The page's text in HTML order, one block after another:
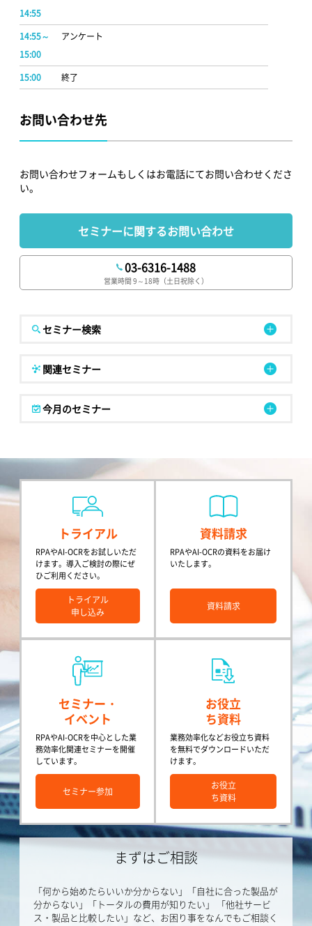
14:55
14:55～
15:00
アンケート
15:00 終了
お問い合わせ先
お問い合わせフォームもしくはお電話にてお問い合わせくださ
い。
セミナーに関するお問い合わせ
03-6316-1488
営業時間 9～18時（土日祝除く）
セミナー検索
関連セミナー
今月のセミナー
トライアル
RPAやAI-OCRをお試しいただ
けます。導入ご検討の際にぜ
ひご利用ください。
トライアル
申し込み
資料請求
RPAやAI-OCRの資料をお届け
いたします。
資料請求
セミナー・
イベント
RPAやAI-OCRを中心とした業
務効率化関連セミナーを開催
しています。
セミナー参加
お役立
ち資料
業務効率化などお役立ち資料
を無料でダウンロードいただ
けます。
お役立
ち資料
まずはご相談
「何から始めたらいいか分からない」「自社に合った製品が
分からない」「トータルの費用が知りたい」
「他社サービ
ス・製品と比較したい」など、お困り事をなんでもご相談く